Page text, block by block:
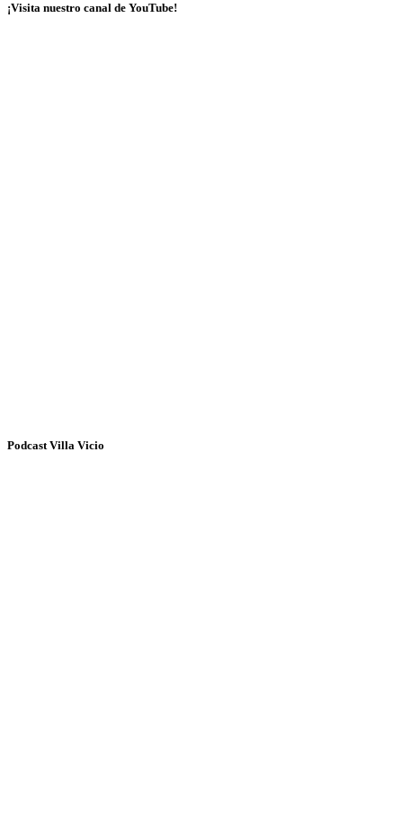
¡Visita nuestro canal de YouTube!
Podcast Villa Vicio